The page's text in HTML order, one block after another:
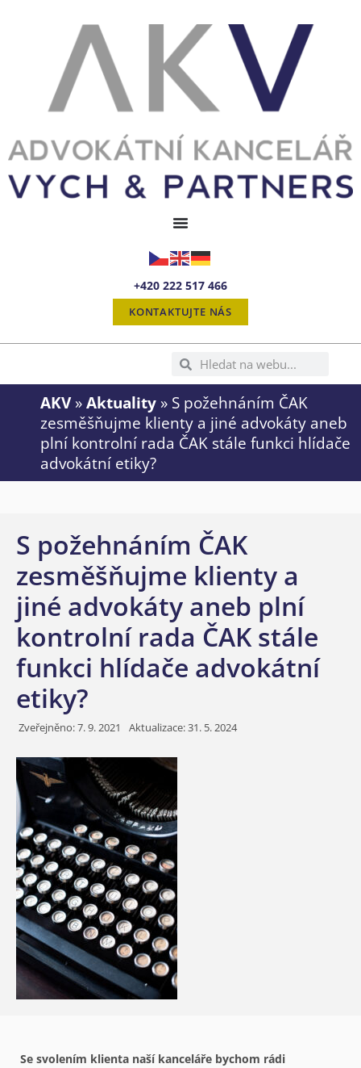
+420 222 517 466
KONTAKTUJTE NÁS
AKV» Aktuality » S požehnáním ČAK
zesměšňujme klienty a jiné advokáty aneb
plní kontrolní rada ČAK stále funkci hlídače
advokátní etiky?
S požehnáním ČAK
zesměšňujme klienty a
jiné advokáty aneb plní
kontrolní rada ČAK stále
funkci hlídače advokátní
etiky?
Zveřejněno:7. 9. 2021 Aktualizace: 31. 5. 2024
Se svolením klienta naší kanceláře bychom rádi